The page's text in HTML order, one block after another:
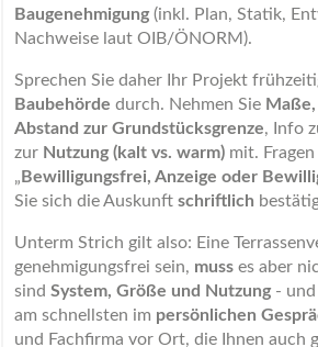
Baugenehmigung (inkl. Plan, Statik,
Nachweise laut OIB/ÖNORM).
Sprechen Sie daher Ihr Projekt
Baubehörde durch. Nehmen Sie
Abstand zur Grundstücksgrenze, Info
zur Nutzung (kalt vs. warm) mit.
„ Bewilligungsfrei, Anzeige oder
Sie sich die Auskunft schriftlich
Unterm Strich gilt also: Eine
genehmigungsfrei sein, muss es aber
sind System, Größe und Nutzung - und
am schnellsten im persönlichen
und Fachfirma vor Ort, die Ihnen auch